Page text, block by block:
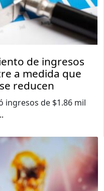
de ingresos
a medida que
reducen
ingresos de $1.86 mil